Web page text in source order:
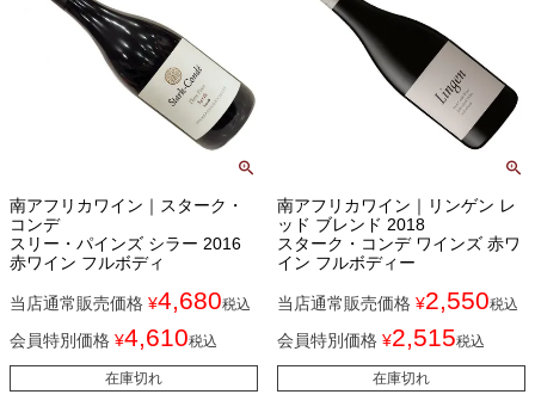
南アフリカワイン｜スターク・
コンデ
スリー・パインズ シラー 2016
赤ワイン フルボディ
当店通常販売価格 ¥4,680税込
会員特別価格 ¥4,610税込
在庫切れ
南アフリカワイン｜リンゲン レ
ッド ブレンド 2018
スターク・コンデ ワインズ 赤ワ
イン フルボディー
当店通常販売価格 ¥2,550税込
会員特別価格 ¥2,515税込
在庫切れ